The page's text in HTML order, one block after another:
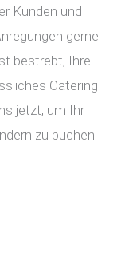
Kunden und
gerne
bestrebt, Ihre
Catering
jetzt, um Ihr
zu buchen!